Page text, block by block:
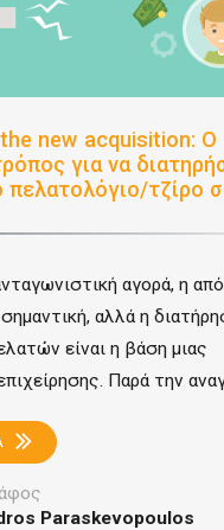
new acquisition: Ο
για να
πελατολόγιο/τζίρο
αγορά, η
αλλά η
είναι η βάση μιας
Παρά την
Paraskevopoulos